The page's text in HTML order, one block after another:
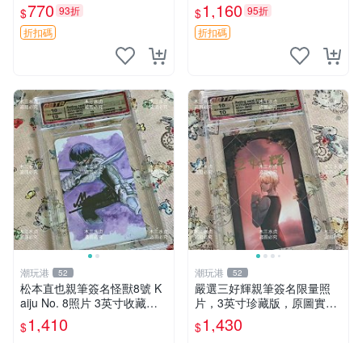
動漫限量周邊。6寸含框親筆
簽名照片，收藏推薦。 親筆
簽名 周邊
$770 93折
折扣碼
3寸卡磚包裝 非人少女 苗川
采 照片
$1,160 95折
折扣碼
潮玩港 52
松本直也親筆簽名怪獸8號 K
aiju No. 8照片 3英寸收藏正
品 國際帶回國 實拍圖 怪獸8
號 簽名 照片 雜志周邊
$1,410
潮玩港 52
嚴選三好輝親筆簽名限量照
片，3英寸珍藏版，原圖實拍
超級震撼。親筆、面簽收藏、
國外直運 三好輝 簽名 照片
$1,430